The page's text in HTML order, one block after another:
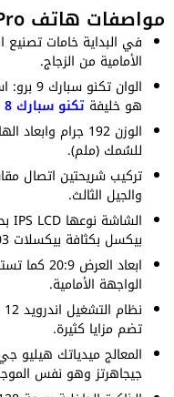
مواصفات هاتف Tecno Spark 9 Pro
في البداية خامات تصنيع
الأمامية من الزجاج.
الوان
هو خليفة تكنو سبارك 8 برو
للسُمك (ملم).
تركيب شريحتين اتصال
والجيل الثالث.
بيكسل بكثافة بيكسلات 403 بيكسل لكل بوصة.
الواجهة الأمامية.
تضم مزايا كثيرة.
جيجاهرتز وهو نفس